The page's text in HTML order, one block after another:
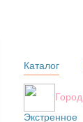
Каталог
Город
Экстренное